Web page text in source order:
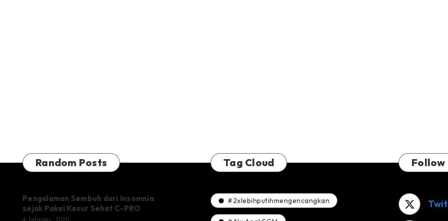
Random Posts
Pengalaman Sembuh dari Insomnia
sejak Pakai Kasur Sehat C-PRO
Tag Cloud
#2xlebihputihmengencangkan
Follow